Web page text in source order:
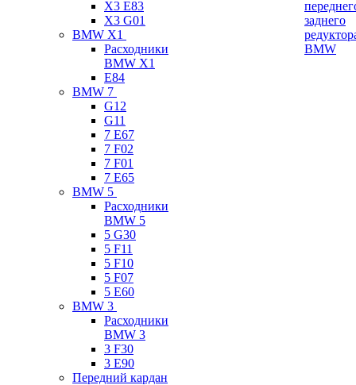
X3 E83
X3 G01
BMW X1
Расходники
BMW X1
E84
BMW 7
G12
G11
7 Е67
7 F02
7 F01
7 E65
BMW 5
Расходники
BMW 5
5 G30
5 F11
5 F10
5 F07
5 E60
BMW 3
Расходники
BMW 3
3 F30
3 E90
Передний кардан
заднего
BMW